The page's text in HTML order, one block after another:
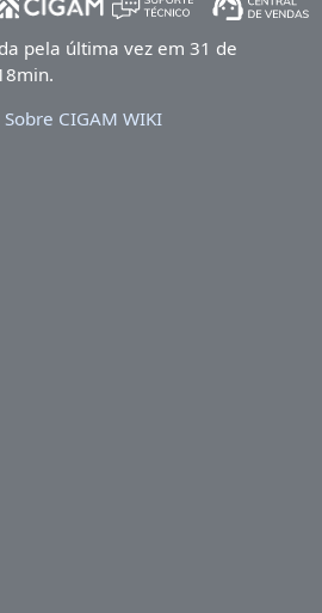
pela última vez em 31 de
Sobre CIGAM WIKI